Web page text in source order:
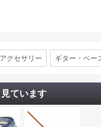
クセサリー ギター・ベー
ています